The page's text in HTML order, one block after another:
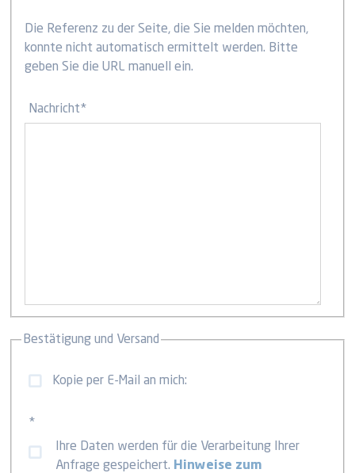
Die Referenz zu der Seite, die Sie melden möchten,
konnte nicht automatisch ermittelt werden. Bitte
geben Sie die URL manuell ein.
Nachricht*
Bestätigung und Versand
Kopie per E-Mail an mich:
*
Ihre Daten werden für die Verarbeitung Ihrer
Anfrage gespeichert. Hinweise zum